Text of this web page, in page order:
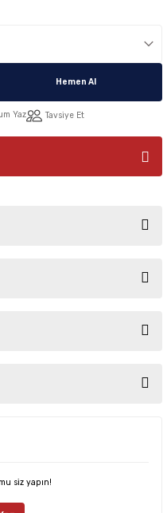
Hemen Al
Yaz Tavsiye Et
sorulmamış.
kullanarak tarafımıza
siz yapın!